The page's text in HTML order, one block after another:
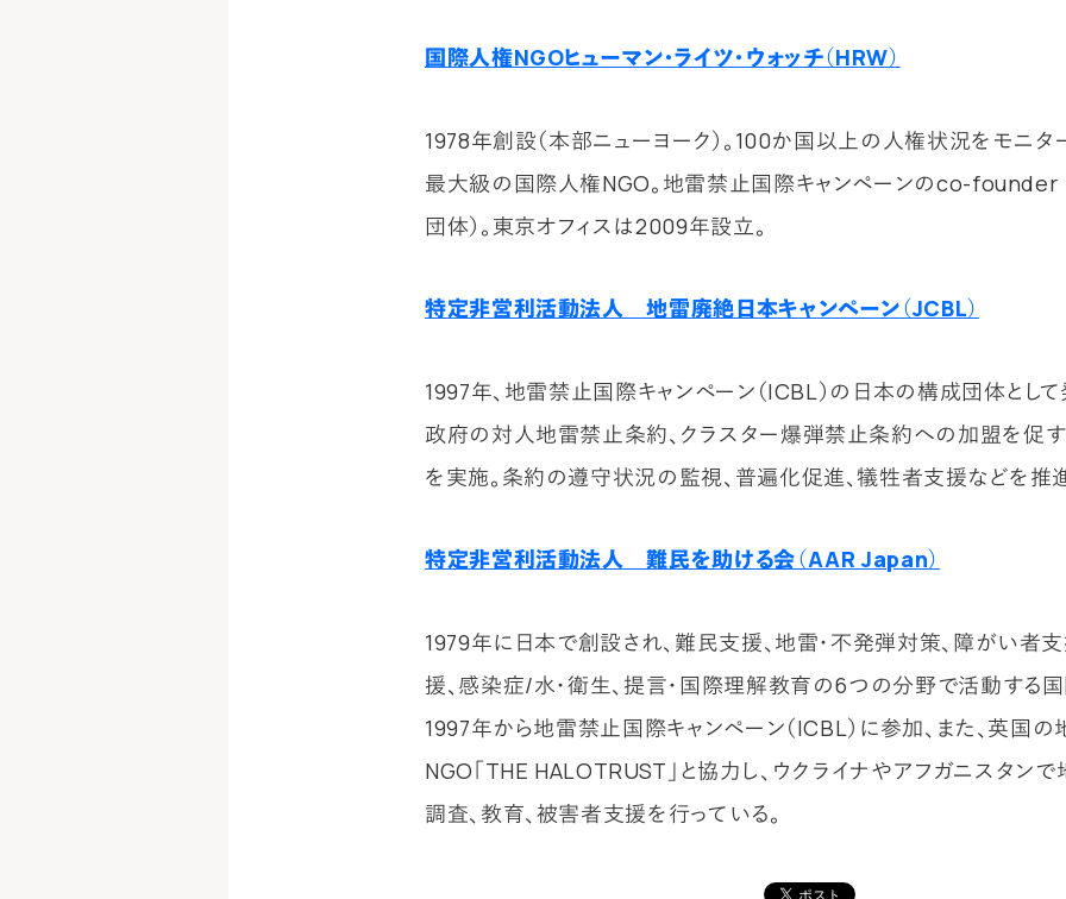
国際人権NGOヒューマン・ライツ・ウォッチ（HRW）
1978年創設（本部ニューヨーク）。100か国以上の人権状況をモニタ
最大級の国際人権NGO。地雷禁止国際キャンペーンのco-founder
団体）。東京オフィスは2009年設立。
特定非営利活動法人 地雷廃絶日本キャンペーン（JCBL）
1997年、地雷禁止国際キャンペーン（ICBL）の日本の構成団体として
政府の対人地雷禁止条約、クラスター爆弾禁止条約への加盟を促
を実施。条約の遵守状況の監視、普遍化促進、犠牲者支援などを推進
特定非営利活動法人 難民を助ける会（AAR Japan）
1979年に日本で創設され、難民支援、地雷・不発弾対策、障がい者
援、感染症/水・衛生、提言・国際理解教育の6つの分野で活動する国
1997年から地雷禁止国際キャンペーン（ICBL）に参加、また、英国の
NGO「THE HALOTRUST」と協力し、ウクライナやアフガニスタンで
調査、教育、被害者支援を行っている。